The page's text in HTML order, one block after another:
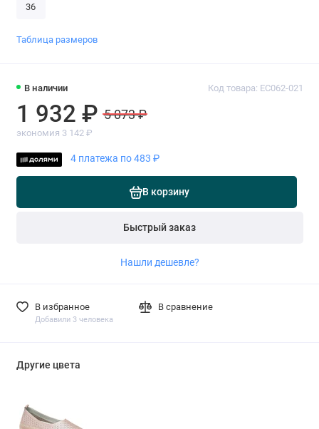
В наличии Код товара: EC062-021
1 932 ₽ 5 073 ₽
экономия 3 142 ₽
4 платежа по 483 ₽
В корзину
Быстрый заказ
Нашли дешевле?
В избранное
Добавили 3 человека
В сравнение
36
Таблица размеров
Другие цвета